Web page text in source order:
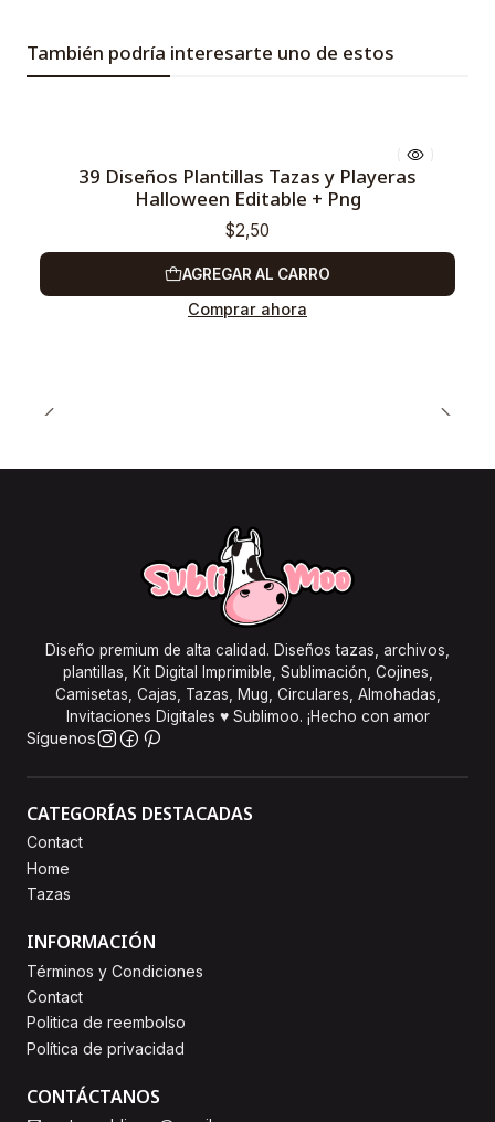
También podría interesarte uno de estos
39 Diseños Plantillas Tazas y Playeras
Halloween Editable + Png
$2,50
AGREGAR AL CARRO
Comprar ahora
Diseño premium de alta calidad. Diseños tazas, archivos,
plantillas, Kit Digital Imprimible, Sublimación, Cojines,
Camisetas, Cajas, Tazas, Mug, Circulares, Almohadas,
Invitaciones Digitales ♥ Sublimoo. ¡Hecho con amor
Síguenos
CATEGORÍAS DESTACADAS
Contact
Home
Tazas
INFORMACIÓN
Términos y Condiciones
Contact
Politica de reembolso
Política de privacidad
CONTÁCTANOS